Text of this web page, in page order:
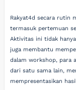
Rakyat4d secara rutin
termasuk pertemuan
Aktivitas ini tidak
juga membantu
dalam workshop, para
dari satu sama lain,
mempresentasikan